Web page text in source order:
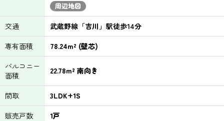
周辺地図
交通
武蔵野線「吉川」駅徒歩14分
専有面積
78.24m² (壁芯)
バルコニー
面積
22.78m² 南向き
間取
3LDK+1S
販売戸数
1戸